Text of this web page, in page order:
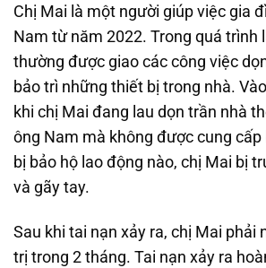
Chị Mai là một người giúp việc gia
Nam từ năm 2022. Trong quá trình
thường được giao các công việc
bảo trì những thiết bị trong nhà.
khi chị Mai đang lau dọn trần nhà
ông Nam mà không được cung
bị bảo hộ lao động nào, chị Mai bị
và gãy tay.
Sau khi tai nạn xảy ra, chị Mai phải
trị trong 2 tháng. Tai nạn xảy ra